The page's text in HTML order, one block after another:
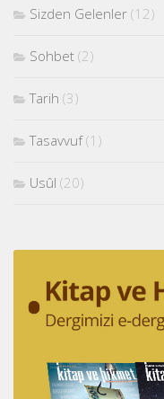
Sizden Gelenler (12)
Sohbet (2)
Tarih (3)
Tasavvuf(1)
Usûl (20)